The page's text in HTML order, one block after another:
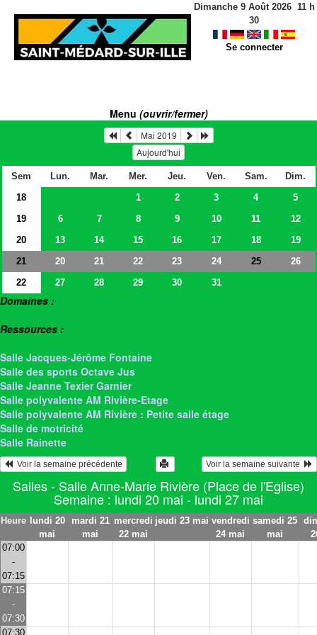
Dimanche 9 Août 2026 11h
30
Se connecter
Menu (ouvrir/fermer)
Mai 2019
Aujourd'hui
Sem Lun. Mar. Mer. Jeu. Ven. Sam.
Dim.
18
1 2 3 4
5
19
6 7 8 9 10 11
12
20
13 14 15 16 17 18
19
21
20 21 22 23 24 25
26
22
27 28 29 30 31
Domaines :
Ressources :
Salle Jacques-Jérôme Fontaine
Salle des sports Octave Jus
Salle Jeanne Texier Garnier
Salle polyvalente AM Rivière-Etage
Salle polyvalente AM Rivière : Petite salle étage
Salle de motricité
Salle Rainette
  Voir la semaine précédente
Voir la semaine suivante
Salles - Salle Anne-Marie Rivière (Place de l'Eglise)
Semaine : lundi 20 mai - lundi 27 mai
Heure lundi 20
mai
mardi 21
mai
mercredi
22 mai
jeudi 23 mai vendredi
24 mai
samedi 25
mai
07:00
-
07:15
07:15
-
07:30
07:30